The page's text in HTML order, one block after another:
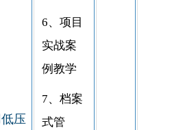
6、项目
实战案
例教学
7、档案
式管
压